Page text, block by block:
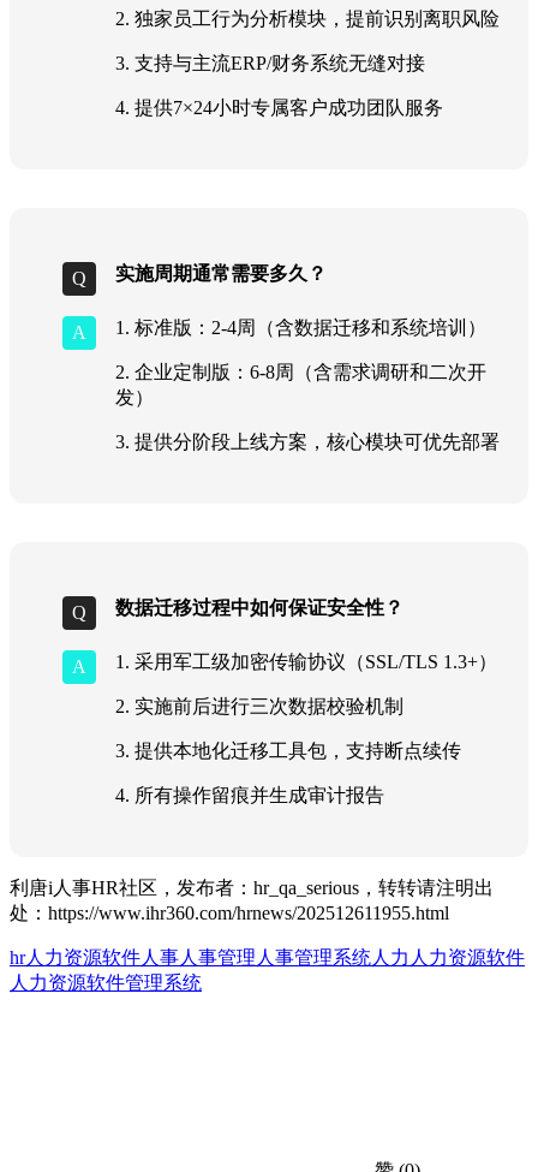
2. 独家员工行为分析模块，提前识别离职风险
3. 支持与主流ERP/财务系统无缝对接
4. 提供7×24小时专属客户成功团队服务
实施周期通常需要多久？
1. 标准版：2-4周（含数据迁移和系统培训）
2. 企业定制版：6-8周（含需求调研和二次开
发）
3. 提供分阶段上线方案，核心模块可优先部署
数据迁移过程中如何保证安全性？
1. 采用军工级加密传输协议（SSL/TLS 1.3+）
2. 实施前后进行三次数据校验机制
3. 提供本地化迁移工具包，支持断点续传
4. 所有操作留痕并生成审计报告
利唐i人事HR社区，发布者：hr_qa_serious，转转请注明出
处： https://www.ihr360.com/hrnews/202512611955.html
hr人力资源软件人事人事管理 人事管理系统人力 人力资源软件
人力资源软件管理系统